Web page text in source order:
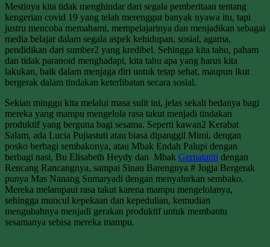
Mestinya kita tidak menghindar dari segala pemberitaan tentang
kengerian covid 19 yang telah merenggut banyak nyawa itu, tapi
justru mencoba memahami, mempelajarinya dan menjadikan sebagai
media belajar dalam segala aspek kehidupan, sosial, agama,
pendidikan dari sumber2 yang kredibel. Sehingga kita tahu, paham
dan tidak paranoid menghadapi, kita tahu apa yang harus kita
lakukan, baik dalam menjaga diri untuk tetap sehat, maupun ikut
bergerak dalam tindakan keterlibatan secara sosial.
Sekian minggu kita melalui masa sulit ini, jelas sekali bedanya bagi
mereka yang mampu mengelola rasa takut menjadi tindakan
produktif yang berguna bagi sesama. Seperti kawan2 Kerabat
Salam, ada Lucia Pujiastuti atau biasa dipanggil Mimi, dengan
posko berbagi sembakonya, atau Mbak Endah Palupi dengan
berbagi nasi, Bu Elisabeth Heydy dan Mbak Gernatatiti dengan
Rencang Rancangnya, sampai Sinau Barengnya # Jogja Bergerak
punya Mas Nanang Sumaryadi dengan menyalurkan sembako.
Mereka melampaui rasa takut karena mampu mengelolanya,
sehingga muncul kepekaan dan kepedulian, kemudian
mengubahnya menjadi gerakan produktif untuk membantu
sesamanya sebisa mereka mampu.